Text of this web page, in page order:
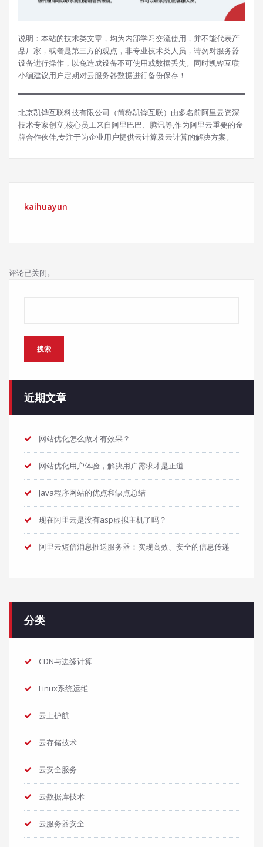
说明：本站的技术类文章，均为内部学习交流使用，并不能代表产
品厂家，或者是第三方的观点，非专业技术类人员，请勿对服务器
设备进行操作，以免造成设备不可使用或数据丢失。同时凯铧互联
小编建议用户定期对云服务器数据进行备份保存！
北京凯铧互联科技有限公司（简称凯铧互联）由多名前阿里云资深
技术专家创立,核心员工来自阿里巴巴、腾讯等,作为阿里云重要的金
牌合作伙伴,专注于为企业用户提供云计算及云计算的解决方案。
kaihuayun
评论已关闭。
搜索
近期文章
网站优化怎么做才有效果？
网站优化用户体验，解决用户需求才是正道
Java程序网站的优点和缺点总结
现在阿里云是没有asp虚拟主机了吗？
阿里云短信消息推送服务器：实现高效、安全的信息传递
分类
CDN与边缘计算
Linux系统运维
云上护航
云存储技术
云安全服务
云数据库技术
云服务器安全